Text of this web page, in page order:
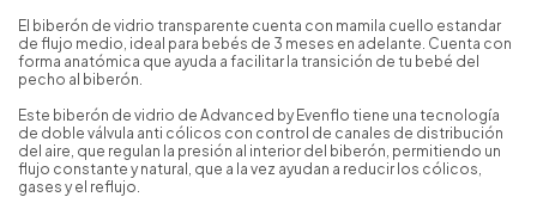
El biberón de vidrio transparente cuenta con mamila cuello estandar
de flujo medio, ideal para bebés de 3 meses en adelante. Cuenta con
forma anatómica que ayuda a facilitar la transición de tu bebé del
pecho al biberón.
Este biberón de vidrio de Advanced by Evenflo tiene una tecnología
de doble válvula anti cólicos con control de canales de distribución
del aire, que regulan la presión al interior del biberón, permitiendo un
flujo constante y natural, que a la vez ayudan a reducir los cólicos,
gases y el reflujo.